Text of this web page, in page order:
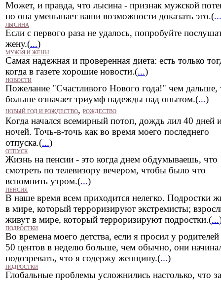
Может, и правда, что лысина - признак мужской
но она уменьшает ваши возможности доказать это.(...
ЛЫСИНА
Если с первого раза не удалось, попробуйте
жену.(...)
МУЖЬЯ И ЖЕНЫ
Самая надежная и проверенная диета: есть только
когда в газете хорошие новости.(...)
НОВОСТИ
Пожелание "Счастливого Нового года!" чем дальше,
больше означает триумф надежды над опытом.(...)
НОВЫЙ ГОД И РОЖДЕСТВО, РОЖДЕСТВО
Когда начался всемирный потоп, дождь лил 40 дней
ночей. Точь-в-точь как во время моего последнего
отпуска.(...)
ОТПУСК
Жизнь на пенсии - это когда днем обдумываешь, что
смотреть по телевизору вечером, чтобы было что
вспомнить утром.(...)
ПЕНСИЯ
В наше время всем приходится нелегко. Подростки
в мире, который терроризируют экстремисты;
живут в мире, который терроризируют подростки.(...
ПОДРОСТКИ
Во времена моего детства, если я просил у родителей
50 центов в неделю больше, чем обычно, они
подозревать, что я содержу женщину.(...)
ПОДРОСТКИ
Глобальные проблемы усложнились настолько, что